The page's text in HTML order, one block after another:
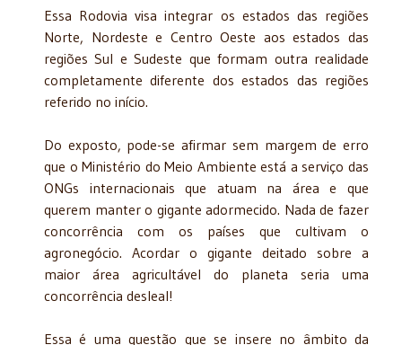
Essa Rodovia visa integrar os estados das regiões
Norte, Nordeste e Centro Oeste aos estados das
regiões Sul e Sudeste que formam outra realidade
completamente diferente dos estados das regiões
referido no início.
Do exposto, pode-se afirmar sem margem de erro
que o Ministério do Meio Ambiente está a serviço das
ONGs internacionais que atuam na área e que
querem manter o gigante adormecido. Nada de fazer
concorrência com os países que cultivam o
agronegócio. Acordar o gigante deitado sobre a
maior área agricultável do planeta seria uma
concorrência desleal!
Essa é uma questão que se insere no âmbito da